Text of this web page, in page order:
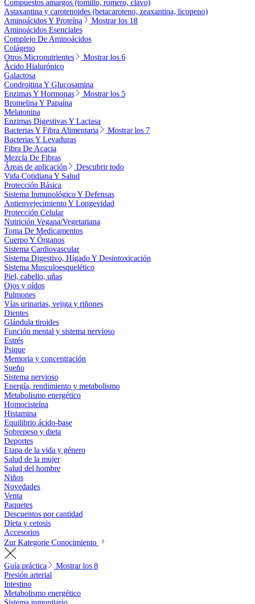
Compuestos amargos (tomillo, romero, clavo)
Astaxantina y carotenoides (betacaroteno, zeaxantina, licopeno)
Aminoácidos Y Proteína
Mostrar los 18
Aminoácidos Esenciales
Complejo De Aminoácidos
Colágeno
Otros Micronutrientes
Mostrar los 6
Ácido Hialurónico
Galactosa
Condroitina Y Glucosamina
Enzimas Y Hormonas
Mostrar los 5
Bromelina Y Papaína
Melatonina
Enzimas Digestivas Y Lactasa
Bacterias Y Fibra Alimentaria
Mostrar los 7
Bacterias Y Levaduras
Fibra De Acacia
Mezcla De Fibras
Áreas de aplicación
Descubrir todo
Vida Cotidiana Y Salud
Protección Básica
Sistema Inmunológico Y Defensas
Antienvejecimiento Y Longevidad
Protección Celular
Nutrición Vegana/Vegetariana
Toma De Medicamentos
Cuerpo Y Órganos
Sistema Cardiovascular
Sistema Digestivo, Hígado Y Desintoxicación
Sistema Musculoesquelético
Piel, cabello, uñas
Ojos y oídos
Pulmones
Vías urinarias, vejiga y riñones
Dientes
Glándula tiroides
Función mental y sistema nervioso
Estrés
Psique
Memoria y concentración
Sueño
Sistema nervioso
Energía, rendimiento y metabolismo
Metabolismo energético
Homocisteína
Histamina
Equilibrio ácido-base
Sobrepeso y dieta
Deportes
Etapa de la vida y género
Salud de la mujer
Salud del hombre
Niños
Novedades
Venta
Paquetes
Descuentos por cantidad
Dieta y cetosis
Accesorios
Zur Kategorie Conocimiento
Guía práctica
Mostrar los 8
Presión arterial
Intestino
Metabolismo energético